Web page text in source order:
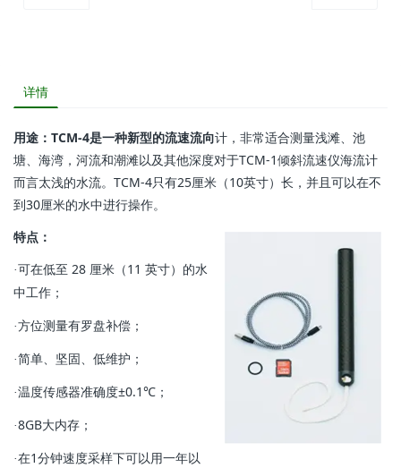
详情
用途：TCM-4是一种新型的流速流向计，非常适合测量浅滩、池
塘、海湾，河流和潮滩以及其他深度对于TCM-1倾斜流速仪海流计
而言太浅的水流。TCM-4只有25厘米（10英寸）长，并且可以在不
到30厘米的水中进行操作。
特点：
·可在低至 28 厘米（11 英寸）的水
中工作；
·方位测量有罗盘补偿；
·简单、坚固、低维护；
·温度传感器准确度±0.1℃；
·8GB大内存；
·在1分钟速度采样下可以用一年以